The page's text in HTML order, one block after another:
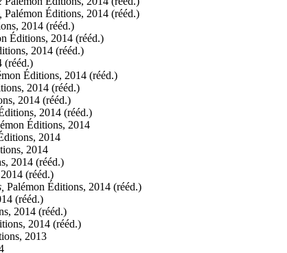
Palémon Éditions, 2014 (rééd.)
2014 (rééd.)
Éditions, 2014 (rééd.)
2014 (rééd.)
(rééd.)
Éditions, 2014 (rééd.)
2014 (rééd.)
2014 (rééd.)
2014 (rééd.)
Éditions, 2014
2014
2014
2014 (rééd.)
(rééd.)
Palémon Éditions, 2014 (rééd.)
(rééd.)
2014 (rééd.)
2014 (rééd.)
2013